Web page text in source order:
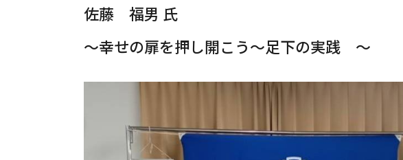
佐藤 福男 氏
～幸せの扉を押し開こう～足下の実践 ～